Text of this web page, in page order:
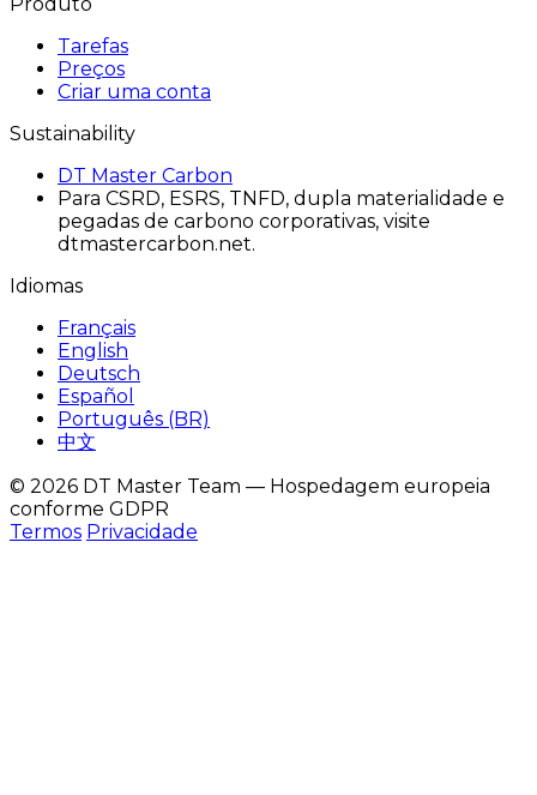
Produto
Tarefas
Preços
Criar uma conta
Sustainability
DT Master Carbon
Para CSRD, ESRS, TNFD, dupla materialidade e
pegadas de carbono corporativas, visite
dtmastercarbon.net.
Idiomas
Français
English
Deutsch
Español
Português (BR)
中文
© 2026 DT Master Team — Hospedagem europeia
conforme GDPR
Termos Privacidade